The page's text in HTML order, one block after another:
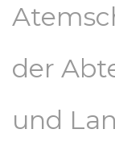
der
und